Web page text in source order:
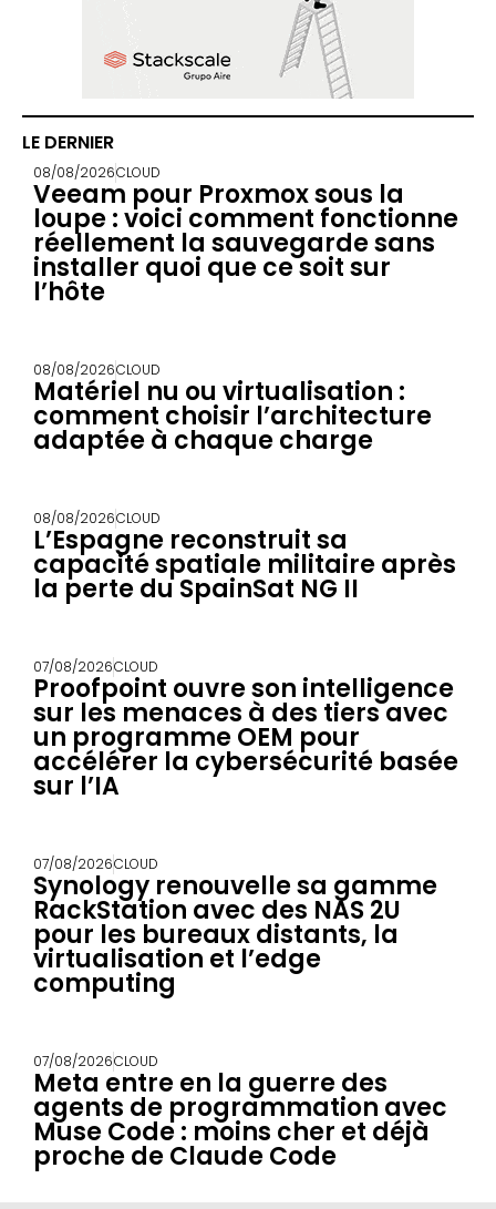
LE DERNIER
08/08/2026CLOUD
Veeam pour Proxmox sous la
loupe : voici comment fonctionne
réellement la sauvegarde sans
installer quoi que ce soit sur
l’hôte
08/08/2026CLOUD
Matériel nu ou virtualisation :
comment choisir l’architecture
adaptée à chaque charge
08/08/2026CLOUD
L’Espagne reconstruit sa
capacité spatiale militaire après
la perte du SpainSat NG II
07/08/2026CLOUD
Proofpoint ouvre son intelligence
sur les menaces à des tiers avec
un programme OEM pour
accélérer la cybersécurité basée
sur l’IA
07/08/2026CLOUD
Synology renouvelle sa gamme
RackStation avec des NAS 2U
pour les bureaux distants, la
virtualisation et l’edge
computing
07/08/2026CLOUD
Meta entre en la guerre des
agents de programmation avec
Muse Code : moins cher et déjà
proche de Claude Code